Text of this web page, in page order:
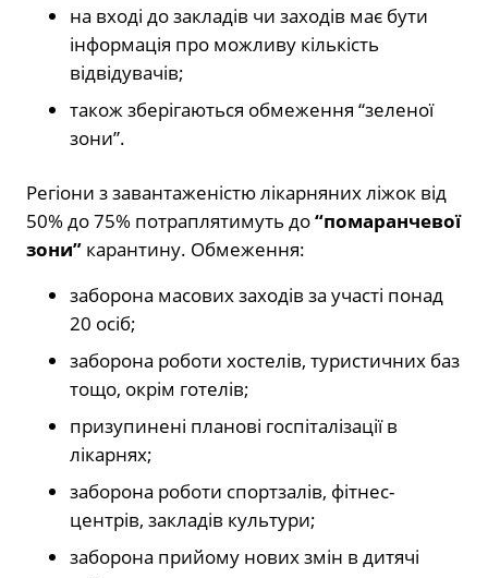
на вході до закладів чи заходів має бути
інформація про можливу кількість
відвідувачів;
також зберігаються обмеження “зеленої
зони”.
Регіони з завантаженістю лікарняних ліжок від
50% до 75% потраплятимуть до“помаранчевої
зони” карантину. Обмеження:
заборона масових заходів за участі понад
20 осіб;
заборона роботи хостелів, туристичних баз
тощо, окрім готелів;
призупинені планові госпіталізації в
лікарнях;
заборона роботи спортзалів, фітнес-
центрів, закладів культури;
заборона прийому нових змін в дитячі